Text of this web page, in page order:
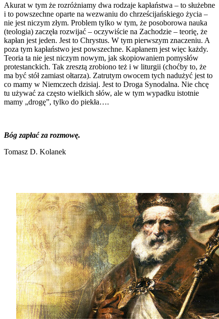
Akurat w tym że rozróżniamy dwa rodzaje kapłaństwa – to służebne
i to powszechne oparte na wezwaniu do chrześcijańskiego życia –
nie jest niczym złym. Problem tylko w tym, że posoborowa nauka
(teologia) zaczęła rozwijać – oczywiście na Zachodzie – teorię, że
kapłan jest jeden. Jest to Chrystus. W tym pierwszym znaczeniu. A
poza tym kapłaństwo jest powszechne. Kapłanem jest więc każdy.
Teoria ta nie jest niczym nowym, jak skopiowaniem pomysłów
protestanckich. Tak zresztą zrobiono też i w liturgii (choćby to, że
ma być stół zamiast ołtarza). Zatrutym owocem tych nadużyć jest to
co mamy w Niemczech dzisiaj. Jest to Droga Synodalna. Nie chcę
tu używać za często wielkich słów, ale w tym wypadku istotnie
mamy „drogę”, tylko do piekła….
Bóg zapłać za rozmowę.
Tomasz D. Kolanek